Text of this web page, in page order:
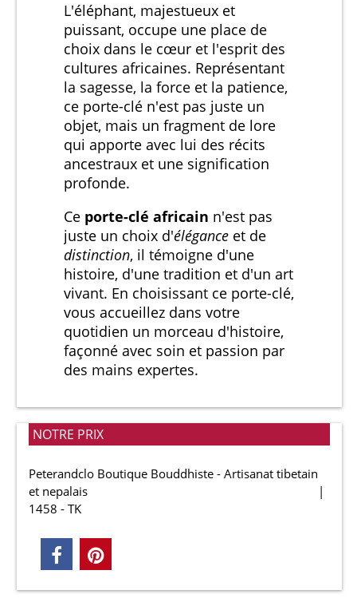
L'éléphant, majestueux et
puissant, occupe une place de
choix dans le cœur et l'esprit des
cultures africaines. Représentant
la sagesse, la force et la patience,
ce porte-clé n'est pas juste un
objet, mais un fragment de lore
qui apporte avec lui des récits
ancestraux et une signification
profonde.
Ce porte-clé africain n'est pas
juste un choix d'élégance et de
distinction, il témoigne d'une
histoire, d'une tradition et d'un art
vivant. En choisissant ce porte-clé,
vous accueillez dans votre
quotidien un morceau d'histoire,
façonné avec soin et passion par
des mains expertes.
NOTRE PRIX
Peterandclo Boutique Bouddhiste - Artisanat tibetain
et nepalais
1458 - TK